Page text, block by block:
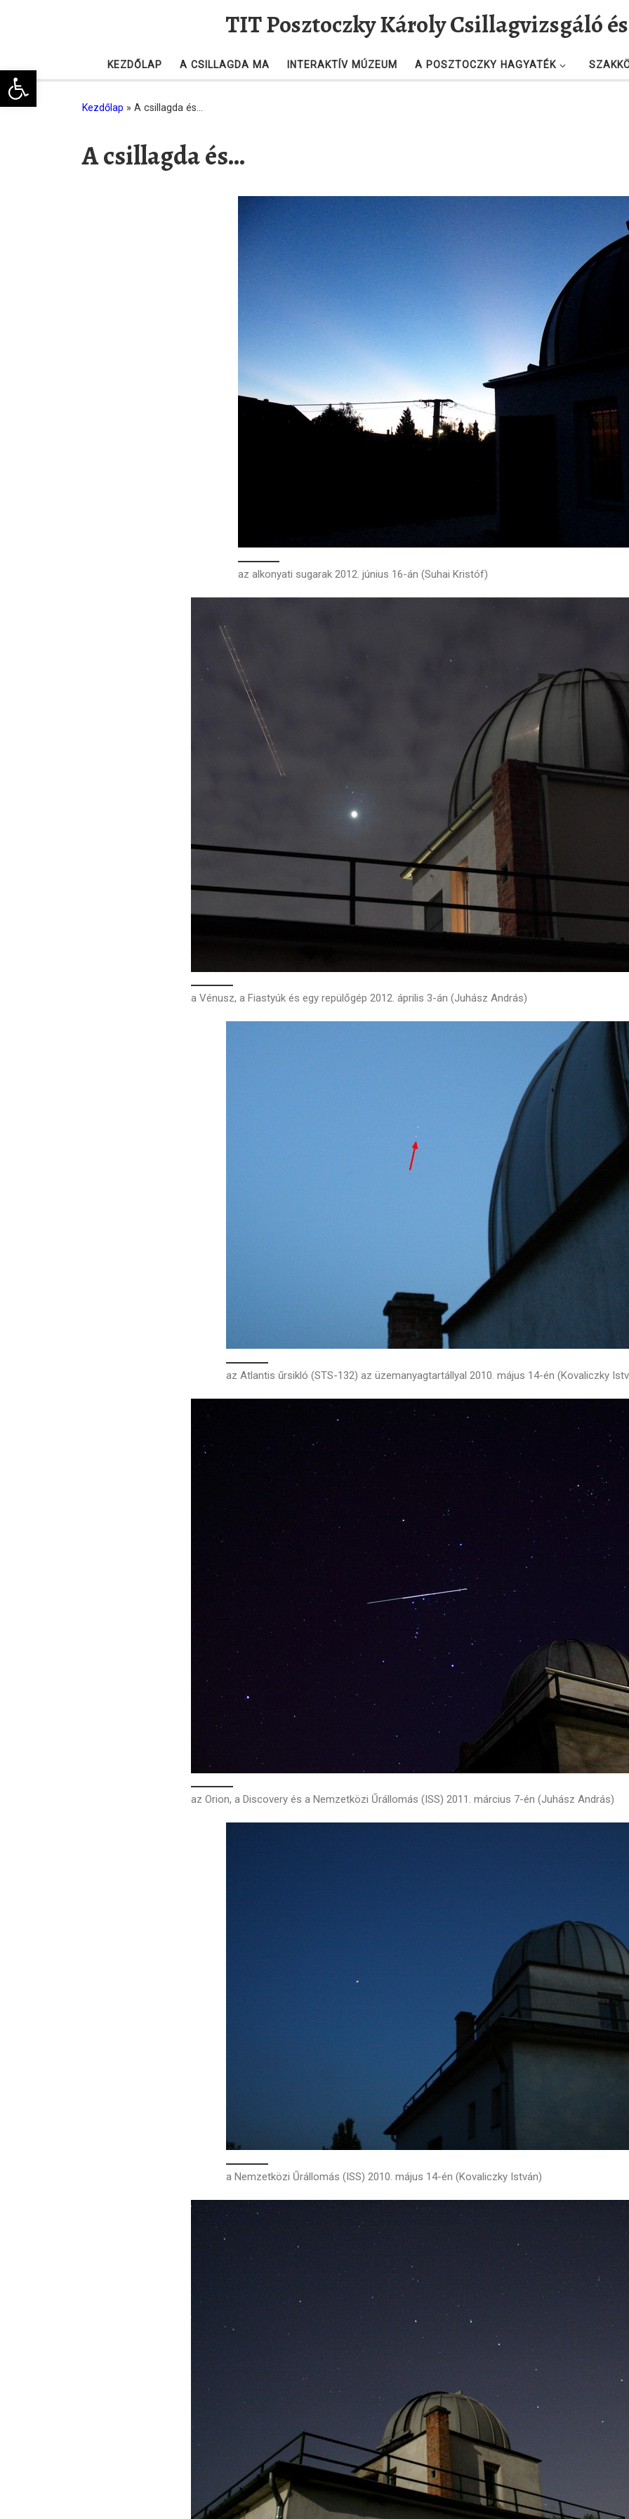
Eszköztár megnyitása
TIT Posztoczky Károly Csillagvizsgáló
KEZDŐLAP A CSILLAGDA MA INTERAKTÍV MÚZEUM A POSZTOCZKY HAGYATÉK
Kezdőlap » A csillagda és…
A csillagda és…
az alkonyati sugarak 2012. június 16-án (Suhai Kristóf)
a Vénusz, a Fiastyúk és egy repülőgép 2012. április 3-án (Juhász András)
az Atlantis űrsikló (STS-132) az üzemanyagtartállyal 2010. május 14-én (Kovaliczky
az Orion, a Discovery és a Nemzetközi Űrállomás (ISS) 2011. március 7-én (Juhász András)
a Nemzetközi Űrállomás (ISS) 2010. május 14-én (Kovaliczky István)